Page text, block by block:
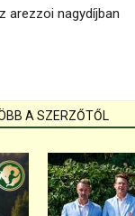
arezzoi nagydíjban
A SZERZŐTŐL